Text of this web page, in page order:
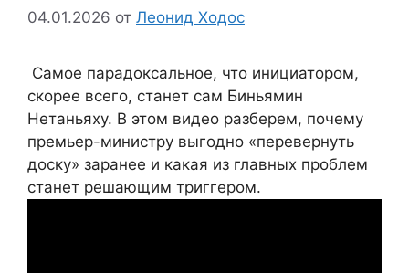
04.01.2026 от Леонид Ходос
Самое парадоксальное, что инициатором,
скорее всего, станет сам Биньямин
Нетаньяху. В этом видео разберем, почему
премьер-министру выгодно «перевернуть
доску» заранее и какая из главных проблем
станет решающим триггером.